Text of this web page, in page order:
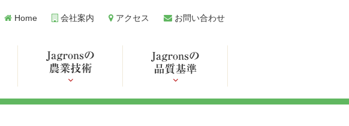
Home 会社案内 アクセス お問い合わせ